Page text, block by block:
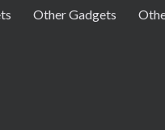
Other Gadgets